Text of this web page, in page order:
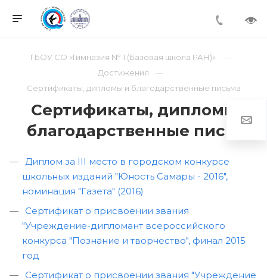
ГБОУ СО «Гимназия № 1 (Базовая школа РАН)»
Достижения
Сертификаты, дипломы и благодарственные письма
Сертификаты, дипломы и
благодарственные письма
Диплом за III место в городском конкурсе
школьных изданий "Юность Самары - 2016",
номинация "Газета" (2016)
Сертификат о присвоении звания
"Учреждение-дипломант всероссийского
конкурса "Познание и творчество", финал 2015
год
Сертификат о присвоении звания "Учреждение